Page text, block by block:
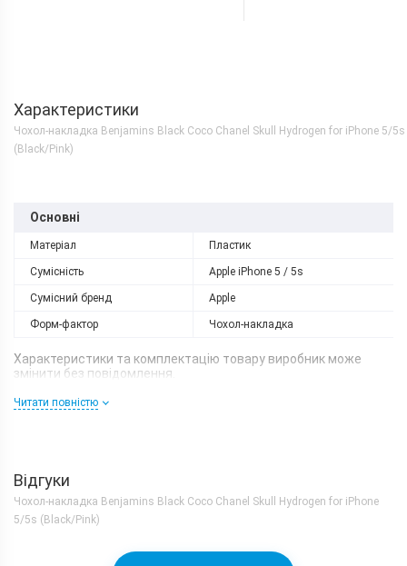
Характеристики
Чохол-накладка Benjamins Black Coco Chanel Skull Hydrogen for iPhone 5/5s
(Black/Pink)
Основні
Матеріал Пластик
Сумісність Apple iPhone 5 / 5s
Сумісний бренд Apple
Форм-фактор Чохол-накладка
Характеристики та комплектацію товару виробник може
змінити без повідомлення.
Читати повністю
Відгуки
Чохол-накладка Benjamins Black Coco Chanel Skull Hydrogen for iPhone
5/5s (Black/Pink)